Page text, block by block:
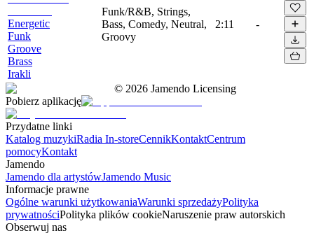
Energetic
Funk
Groove
Brass
Irakli
Funk/R&B, Strings,
Bass, Comedy, Neutral,
Groovy
2:11 -
© 2026 Jamendo Licensing
Pobierz aplikację
Przydatne linki
Katalog muzykiRadia In-storeCennikKontaktCentrum
pomocyKontakt
Jamendo
Jamendo dla artystówJamendo Music
Informacje prawne
Ogólne warunki użytkowaniaWarunki sprzedażyPolityka
prywatnościPolityka plików cookieNaruszenie praw autorskich
Obserwuj nas